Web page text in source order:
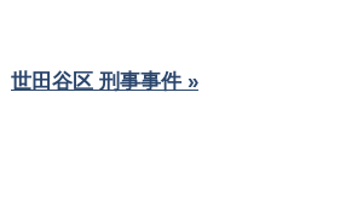
世田谷区 刑事事件 »